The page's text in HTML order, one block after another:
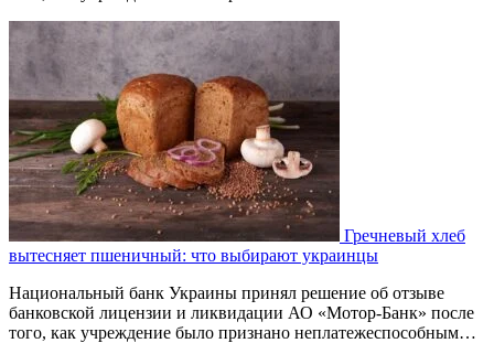
Гречневый хлеб
вытесняет пшеничный: что выбирают украинцы
Национальный банк Украины принял решение об отзыве
банковской лицензии и ликвидации АО «Мотор-Банк» после
того, как учреждение было признано неплатежеспособным…